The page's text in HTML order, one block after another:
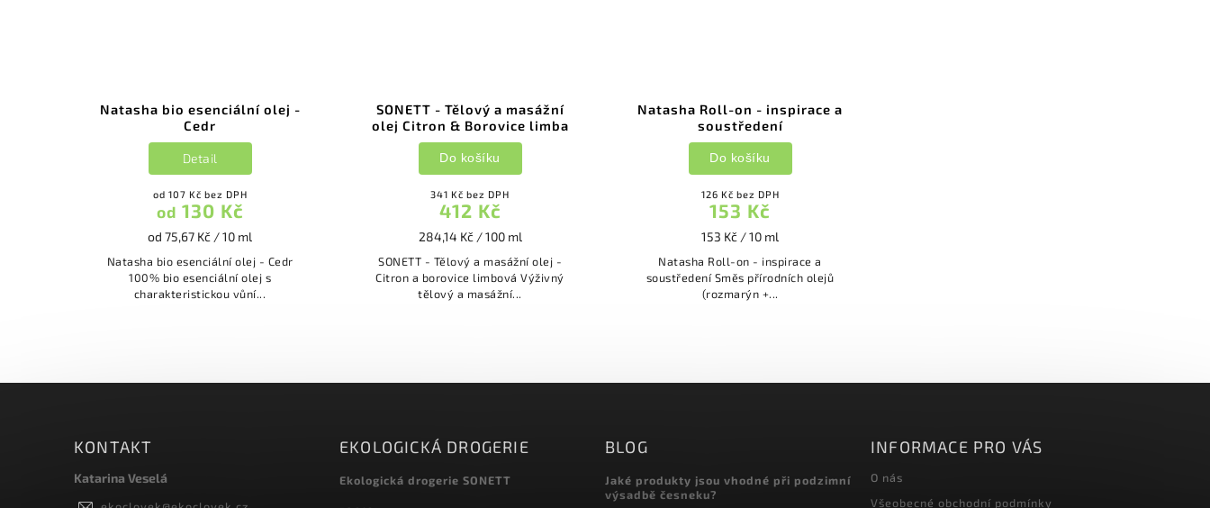
Natasha bio esenciální olej -
Cedr
od 107 Kč bez DPH
od 130 Kč
od 75,67 Kč / 10 ml
Detail
Natasha bio esenciální olej - Cedr
100% bio esenciální olej s
charakteristickou vůní...
SONETT - Tělový a masážní
olej Citron & Borovice limba
341 Kč bez DPH
412 Kč
284,14 Kč / 100 ml
Do košíku
SONETT - Tělový a masážní olej -
Citron a borovice limbová Výživný
tělový a masážní...
Natasha Roll-on - inspirace a
soustředení
126 Kč bez DPH
153 Kč
153 Kč / 10 ml
Do košíku
Natasha Roll-on - inspirace a
soustředení Směs přírodních olejů
(rozmarýn +...
KONTAKT
Katarina Veselá
EKOLOGICKÁ DROGERIE
Ekologická drogerie SONETT
BLOG
Jaké produkty jsou vhodné při podzimní
výsadbě česneku?
INFORMACE PRO VÁS
O nás
Všeobecné obchodní podmínky